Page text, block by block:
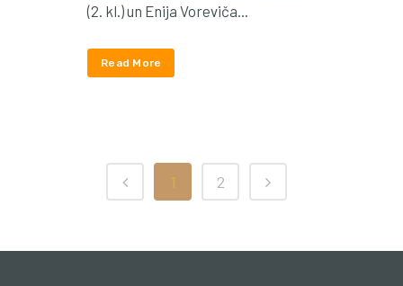
(2. kl.) un Enija Voreviča...
Read More
1 2